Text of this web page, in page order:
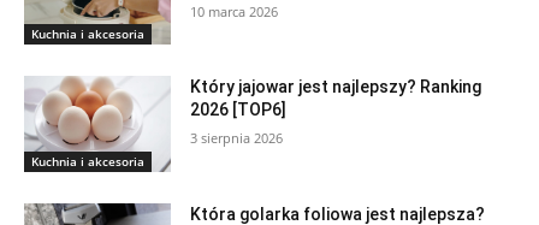
Kuchnia i akcesoria
10 marca 2026
Kuchnia i akcesoria
Który jajowar jest najlepszy? Ranking
2026 [TOP6]
3 sierpnia 2026
Która golarka foliowa jest najlepsza?